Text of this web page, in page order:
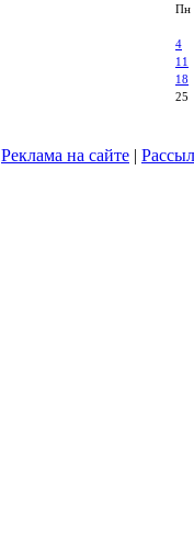
Пн
4
11
18
25
Реклама на сайте |